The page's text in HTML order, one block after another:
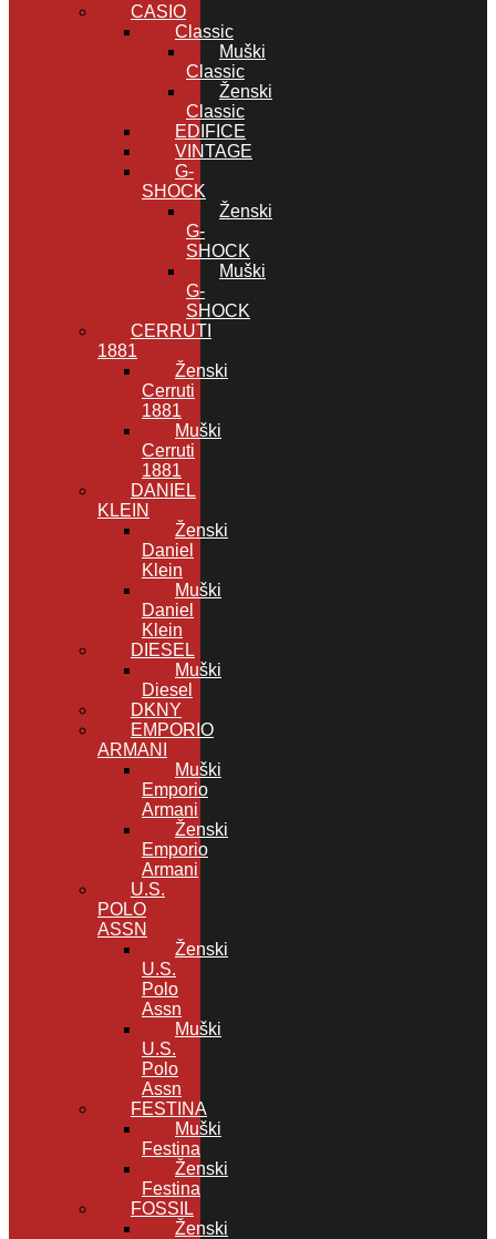
CASIO
Classic
Muški
Classic
Ženski
Classic
EDIFICE
VINTAGE
G-
SHOCK
Ženski
G-
SHOCK
Muški
G-
SHOCK
CERRUTI
1881
Ženski
Cerruti
1881
Muški
Cerruti
1881
DANIEL
KLEIN
Ženski
Daniel
Klein
Muški
Daniel
Klein
DIESEL
Muški
Diesel
DKNY
EMPORIO
ARMANI
Muški
Emporio
Armani
Ženski
Emporio
Armani
U.S.
POLO
ASSN
Ženski
U.S.
Polo
Assn
Muški
U.S.
Polo
Assn
FESTINA
Muški
Festina
Ženski
Festina
FOSSIL
Ženski